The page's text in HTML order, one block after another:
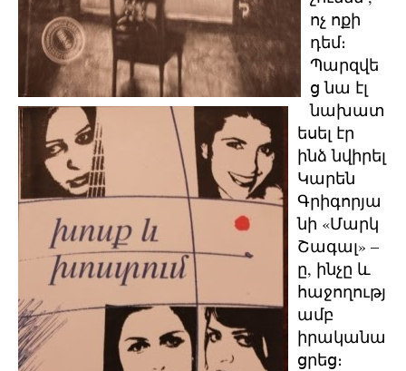
ոչ ոքի
դեմ։
Պարզվե
ց նա էլ
նախատ
եսել էր
ինձ նվիրել
Կարեն
Գրիգորյա
նի «Մարկ
Շագալ» –
ը, ինչը և
հաջողությ
ամբ
իրականա
ցրեց։